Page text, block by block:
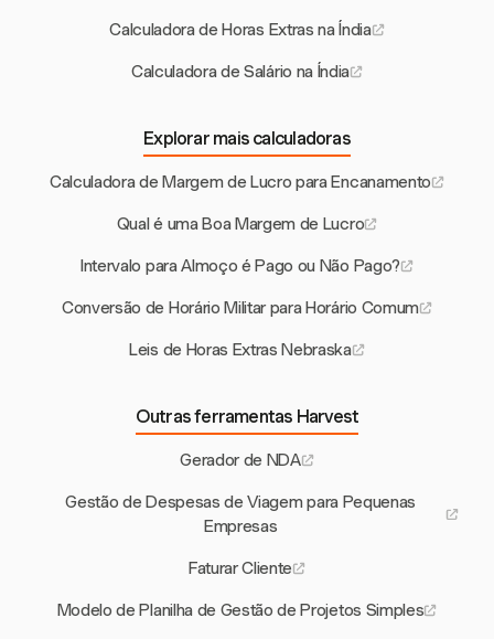
Calculadora de Horas Extras na Índia
Calculadora de Salário na Índia
Explorar mais calculadoras
Calculadora de Margem de Lucro para Encanamento
Qual é uma Boa Margem de Lucro
Intervalo para Almoço é Pago ou Não Pago?
Conversão de Horário Militar para Horário Comum
Leis de Horas Extras Nebraska
Outras ferramentas Harvest
Gerador de NDA
Gestão de Despesas de Viagem para Pequenas
Empresas
Faturar Cliente
Modelo de Planilha de Gestão de Projetos Simples